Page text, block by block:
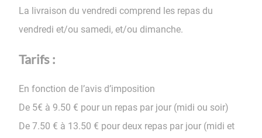
La livraison du vendredi comprend les repas du
vendredi et/ou samedi, et/ou dimanche.
Tarifs :
En fonction de l’avis d’imposition
De 5€ à 9.50 € pour un repas par jour (midi ou soir)
De 7.50 € à 13.50 € pour deux repas par jour (midi et